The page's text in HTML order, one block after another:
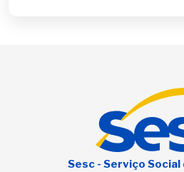
Sesc - Serviço